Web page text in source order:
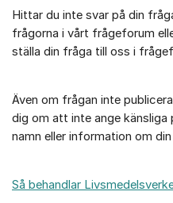
Hittar du inte svar på din
frågorna i vårt frågeforum
ställa din fråga till oss i
Även om frågan inte
dig om att inte ange
namn eller information om
Så behandlar